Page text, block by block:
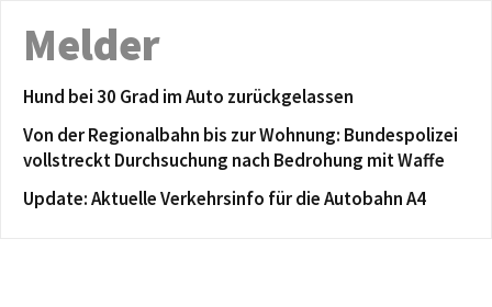
Melder
Hund bei 30 Grad im Auto zurückgelassen
Von der Regionalbahn bis zur Wohnung: Bundespolizei
vollstreckt Durchsuchung nach Bedrohung mit Waffe
Update: Aktuelle Verkehrsinfo für die Autobahn A4